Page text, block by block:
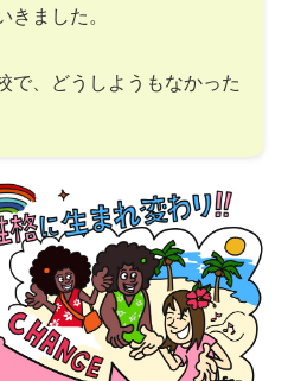
きました。
で、どうしようもなかった